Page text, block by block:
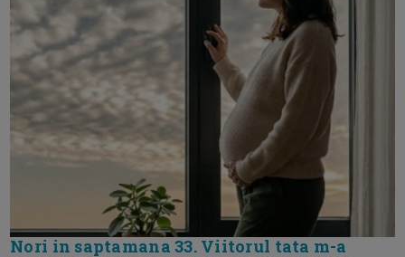
Nori in saptamana 33. Viitorul tata m-a